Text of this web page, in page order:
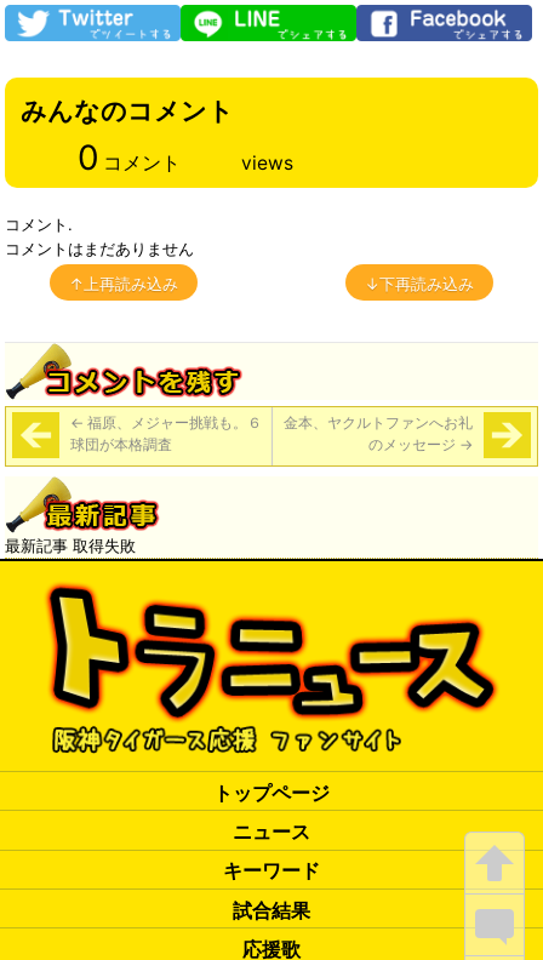
みんなのコメント
0 コメント views
コメント.
コメントはまだありません
↑上再読み込み
↓下再読み込み
← 福原、メジャー挑戦も。６
球団が本格調査
金本、ヤクルトファンへお礼
のメッセージ →
最新記事 取得失敗
トップページ
ニュース
キーワード
試合結果
応援歌